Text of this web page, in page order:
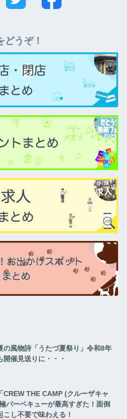
うぞ！
の風物詩「うたづ夏祭り」令和8年
開催見送りに・・・
CREW THE CAMP (クルーザキャ
バーベキューが最高すぎた！面倒
こし不要で味わえる！